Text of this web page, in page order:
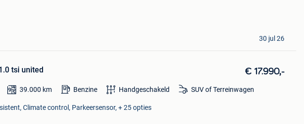
30 jul 26
tsi united € 17.990,-
39.000 km Benzine Handgeschakeld SUV of Terreinwagen
Climate control, Parkeersensor, + 25 opties